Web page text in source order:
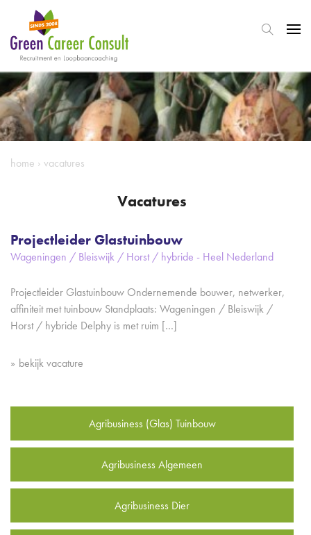
home › vacatures
Vacatures
Projectleider Glastuinbouw
Wageningen / Bleiswijk / Horst / hybride - Heel Nederland
Projectleider Glastuinbouw Ondernemende bouwer, netwerker,
affiniteit met tuinbouw Standplaats: Wageningen / Bleiswijk /
Horst / hybride Delphy is met ruim […]
bekijk vacature
Agribusiness (Glas) Tuinbouw
Agribusiness Algemeen
Agribusiness Dier